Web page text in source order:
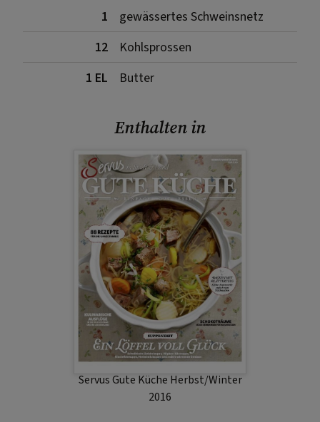
1
gewässertes Schweinsnetz
12
Kohlsprossen
1 EL
Butter
Enthalten in
Servus Gute Küche Herbst/Winter
2016